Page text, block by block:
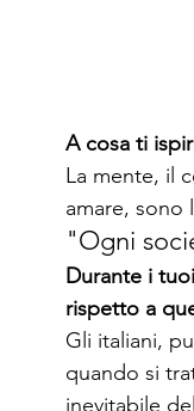
A cosa ti
La mente, il
amare, sono
"Ogni
Durante i
rispetto a
Gli italiani,
quando si
inevitabile